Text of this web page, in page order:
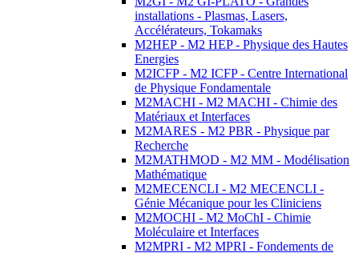
installations - Plasmas, Lasers,
Accélérateurs, Tokamaks
M2HEP - M2 HEP - Physique des Hautes
Energies
M2ICFP - M2 ICFP - Centre International
de Physique Fondamentale
M2MACHI - M2 MACHI - Chimie des
Matériaux et Interfaces
M2MARES - M2 PBR - Physique par
Recherche
M2MATHMOD - M2 MM - Modélisation
Mathématique
M2MECENCLI - M2 MECENCLI -
Génie Mécanique pour les Cliniciens
M2MOCHI - M2 MoChI - Chimie
Moléculaire et Interfaces
M2MPRI - M2 MPRI - Fondements de